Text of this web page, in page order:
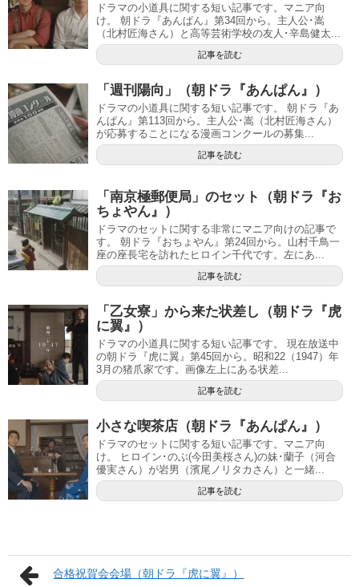
ドラマの小道具に関する短い記事です。マニア向
け。 朝ドラ『あんぱん』第34回から。主人公･嵩
（北村匠海さん）と高等芸術学校の友人･辛島健太...
記事を読む
「週刊陽向」（朝ドラ『あんぱん』）
ドラマの小道具に関する短い記事です。 朝ドラ『あ
んぱん』第113回から。主人公･嵩（北村匠海さん）
が応募することになる漫画コンクールの募集...
記事を読む
「南京極郵便局」のセット（朝ドラ『お
ちょやん』）
ドラマのセットに関する非常にマニア向けの記事で
す。 朝ドラ『おちょやん』第24回から。山村千鳥一
座の座長宅を訪れたヒロイン千代です。左にあ...
記事を読む
「乙女寮」から来た状差し（朝ドラ『虎
に翼』）
ドラマの小道具に関する短い記事です。 現在放送中
の朝ドラ『虎に翼』第45回から。昭和22（1947）年
3月の猪爪家です。画像左上にある状差...
記事を読む
小さな喫茶店（朝ドラ『あんぱん』）
ドラマのセットに関する短い記事です。マニア向
け。 ヒロイン･のぶ(今田美桜さん)の妹･蘭子（河合
優実さん）が岩男（濱尾ノリタカさん）と一緒...
記事を読む
合格祝賀会会場（朝ドラ『虎に翼』）